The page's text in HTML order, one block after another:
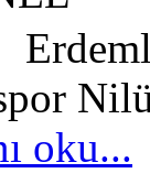
oku...